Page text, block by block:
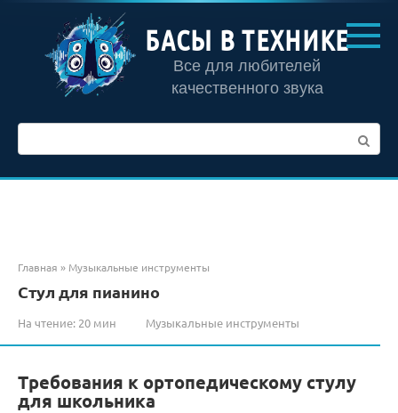
контенту
БАСЫ В ТЕХНИКЕ
Все для любителей
качественного звука
Главная » Музыкальные инструменты
Стул для пианино
На чтение: 20 мин Музыкальные инструменты
Требования к ортопедическому стулу
для школьника